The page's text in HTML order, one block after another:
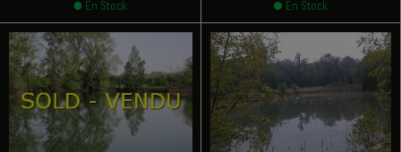
En Stock En Stock